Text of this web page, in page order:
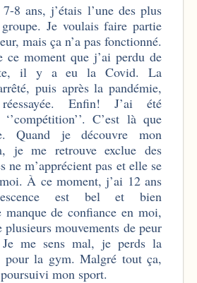
8 ans, j’étais l’une des plus
Je voulais faire partie
mais ça n’a pas fonctionné.
ce moment que j’ai perdu de
il y a eu la Covid. La
puis après la pandémie,
Enfin! J’ai été
C’est là que
Quand je découvre mon
je me retrouve exclue des
ne m’apprécient pas et elle se
À ce moment, j’ai 12 ans
est bel et bien
de confiance en moi,
mouvements de peur
me sens mal, je perds la
pour la gym. Malgré tout ça,
mon sport.